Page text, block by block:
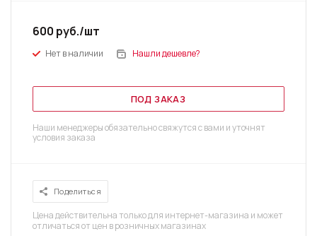
600 руб./шт
Нет в наличии Нашли дешевле?
ПОД ЗАКАЗ
Наши менеджеры обязательно свяжутся с вами и уточнят
условия заказа
Поделиться
Цена действительна только для интернет-магазина и может
отличаться от цен в розничных магазинах